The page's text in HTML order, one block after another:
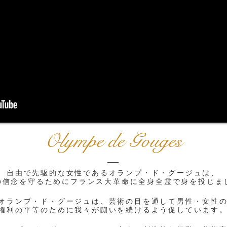
Olympe de Gouges
自由で先駆的な女性であるオランプ・ド・グージュは、
信念を守るためにフ ランス大革命 に全身全霊で身を投じま
ランプ・ド・グージュは、芸術の目を通して男性・女性の
利の平等のために我々が闘い を続けるよう促しています。